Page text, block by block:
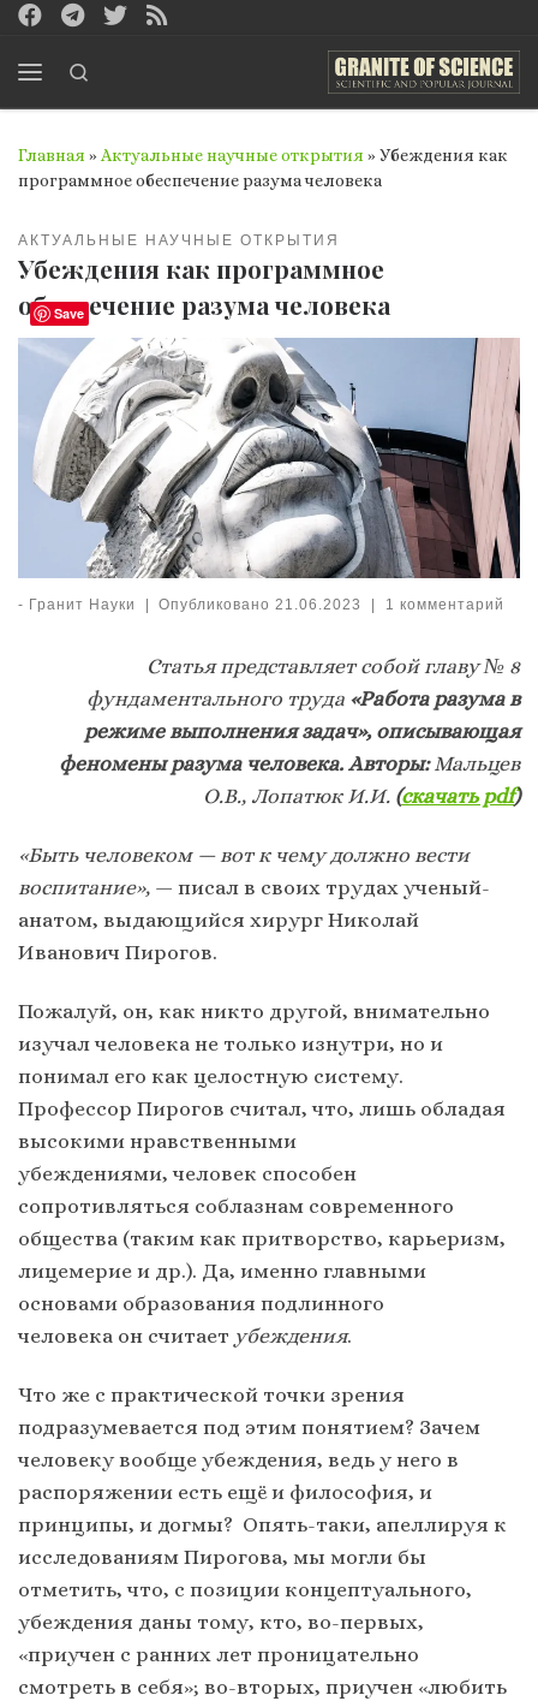
Перейти к содержимому
Главная » Актуальные научные открытия » Убеждения как
программное обеспечение разума человека
АКТУАЛЬНЫЕ НАУЧНЫЕ ОТКРЫТИЯ
Убеждения как программное
обеспечение разума человека
- Гранит Науки | Опубликовано 21.06.2023 | 1 комментарий
Статья представляет собой главу № 8
фундаментального труда «Работа разума в
режиме выполнения задач», описывающая
феномены разума человека. Авторы:Мальцев
О.В., Лопатюк И.И. (скачатьpdf)
«Быть человеком — вот к чему должно вести
воспитание», — писал в своих трудах ученый-
анатом, выдающийся хирург Николай
Иванович Пирогов.
Пожалуй, он, как никто другой, внимательно
изучал человека не только изнутри, но и
понимал его как целостную систему.
Профессор Пирогов считал, что, лишь обладая
высокими нравственными
убеждениями, человек способен
сопротивляться соблазнам современного
общества (таким как притворство, карьеризм,
лицемерие и др.). Да, именно главными
основами образования подлинного
человека он считает убеждения.
Что же с практической точки зрения
подразумевается под этим понятием? Зачем
человеку вообще убеждения, ведь у него в
распоряжении есть ещё и философия, и
принципы, и догмы? Опять-таки, апеллируя к
исследованиям Пирогова, мы могли бы
отметить, что, с позиции концептуального,
убеждения даны тому, кто, во-первых,
«приучен с ранних лет проницательно
смотреть в себя»; во-вторых, приучен «любить
Save